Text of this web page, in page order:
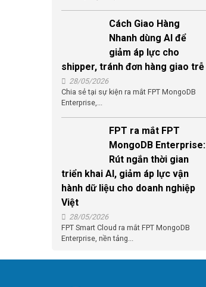
Cách Giao Hàng
Nhanh dùng AI để
giảm áp lực cho
shipper, tránh đơn hàng giao trễ
28/05/2026
Chia sẻ tại sự kiện ra mắt FPT MongoDB
Enterprise,...
FPT ra mắt FPT
MongoDB Enterprise:
Rút ngắn thời gian
triển khai AI, giảm áp lực vận
hành dữ liệu cho doanh nghiệp
Việt
28/05/2026
FPT Smart Cloud ra mắt FPT MongoDB
Enterprise, nền tảng...